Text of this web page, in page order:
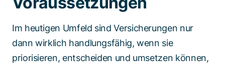
Im heutigen Umfeld sind Versicherungen nur
dann wirklich handlungsfähig, wenn sie
priorisieren, entscheiden und umsetzen können,